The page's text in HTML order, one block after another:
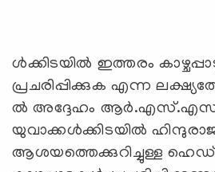
ള്‍ക്കിടയില്‍ ഇത്തരം
പ്രചരിപ്പിക്കുക എന്ന
ല്‍ അദ്ദേഹം ആര്‍.എസ്.എസ്
യുവാക്കള്‍ക്കിടയില്‍
ആശയത്തെക്കുറിച്ചുള്ള